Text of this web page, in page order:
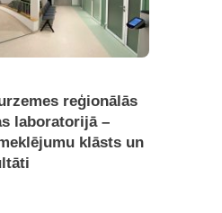
reģionālās
laboratorijā –
klāsts un